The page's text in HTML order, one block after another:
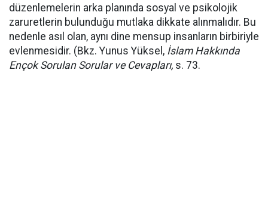
düzenlemelerin arka planında sosyal ve psikolojik
zaruretlerin bulunduğu mutlaka dikkate alınmalıdır. Bu
nedenle asıl olan, aynı dine mensup insanların birbiriyle
evlenmesidir. (Bkz. Yunus Yüksel, İslam Hakkında
Ençok Sorulan Sorular ve Cevapları, s. 73.